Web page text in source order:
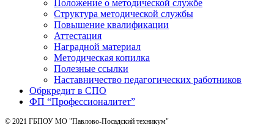
Положение о методической службе
Структура методической службы
Повышение квалификации
Аттестация
Наградной материал
Методическая копилка
Полезные ссылки
Наставничество педагогических работников
Обркредит в СПО
ФП “Профессионалитет”
© 2021 ГБПОУ МО "Павлово-Посадский техникум"